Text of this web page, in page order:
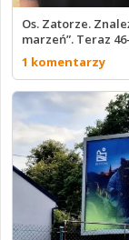
Os. Zatorze.
marzeń”. Teraz
1 komentarzy